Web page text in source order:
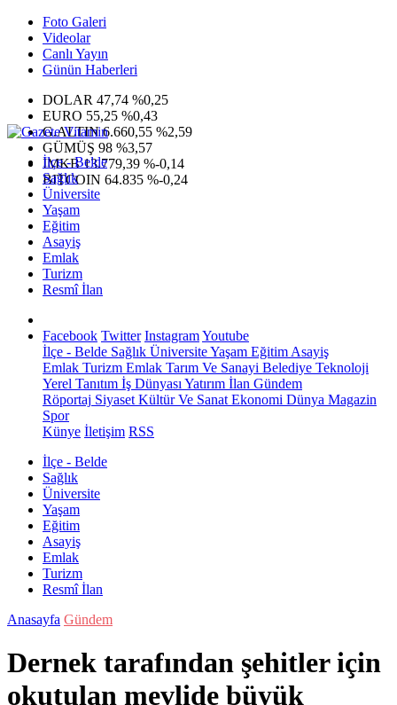
Foto Galeri
Videolar
Canlı Yayın
Günün Haberleri
DOLAR 47,74 %0,25
EURO 55,25 %0,43
G.ALTIN6.660,55 %2,59
GÜMÜŞ 98 %3,57
IMKB13.779,39 %-0,14
BITCOIN 64.835 %-0,24
İlçe - Belde
Sağlık
Üniversite
Yaşam
Eğitim
Asayiş
Emlak
Turizm
Resmî İlan
Facebook Twitter InstagramYoutube
İlçe - Belde Sağlık ÜniversiteYaşam Eğitim Asayiş
Emlak Turizm Emlak Tarım Ve Sanayi Belediye Teknoloji
Yerel Tanıtım İş Dünyası Yatırım İlan Gündem
Röportaj Siyaset Kültür Ve Sanat Ekonomi Dünya Magazin
Spor
Künye İletişim RSS
İlçe - Belde
Sağlık
Üniversite
Yaşam
Eğitim
Asayiş
Emlak
Turizm
Resmî İlan
Anasayfa Gündem
Dernek tarafından şehitler için
okutulan mevlide büyük